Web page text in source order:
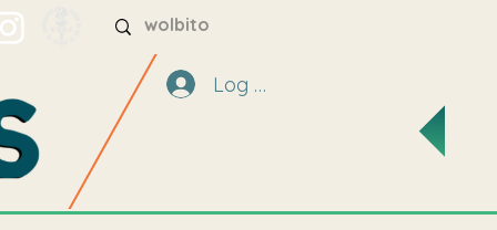
Log In